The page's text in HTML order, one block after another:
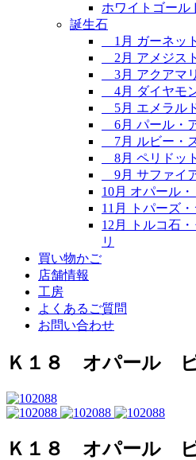
ホワイトゴール
誕生石
1月 ガーネット
2月 アメジスト
3月 アクアマ
4月 ダイヤモ
5月 エメラル
6月 パール・
7月 ルビー・
8月 ペリドット
9月 サファイ
10月 オパール
11月 トパーズ
12月 トルコ石
リ
買い物かご
店舗情報
工房
よくあるご質問
お問い合わせ
Ｋ１８ オパール
Ｋ１８ オパール